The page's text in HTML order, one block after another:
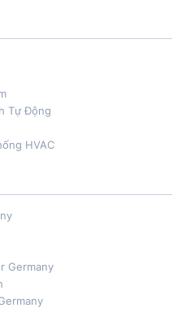
Tự Động
HVAC
Germany